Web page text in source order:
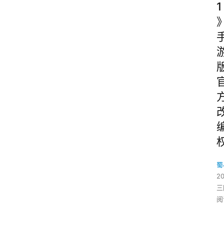
1